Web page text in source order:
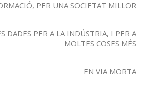
PER UNA SOCIETAT MILLOR
DADES PER A LA INDÚSTRIA, I PER A
MOLTES COSES MÉS
EN VIA MORTA